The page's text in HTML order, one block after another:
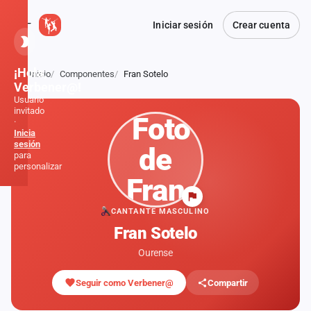
Iniciar sesión Crear cuenta
Atrás
Inicio Componentes Fran Sotelo
CANTANTE MASCULINO
Fran Sotelo
Ourense
Seguir como Verbener@ Compartir
¡Hola,
Verbener@!
Usuario
invitado
·
Inicia
sesión
para
personalizar
Formaciones